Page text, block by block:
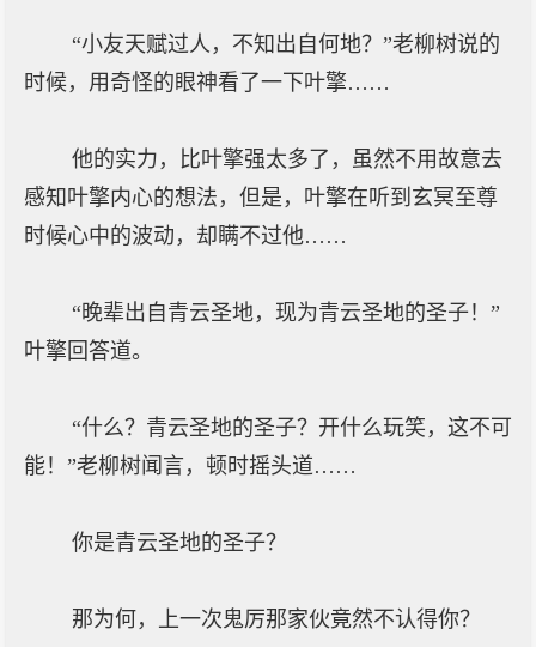
“小友天赋过人，不知出自何地？”老柳树说的
时候，用奇怪的眼神看了一下叶擎……
他的实力，比叶擎强太多了，虽然不用故意去
感知叶擎内心的想法，但是，叶擎在听到玄冥至尊
时候心中的波动，却瞒不过他……
“晚辈出自青云圣地，现为青云圣地的圣子！”
叶擎回答道。
“什么？青云圣地的圣子？开什么玩笑，这不可
能！”老柳树闻言，顿时摇头道……
你是青云圣地的圣子？
那为何，上一次鬼厉那家伙竟然不认得你？